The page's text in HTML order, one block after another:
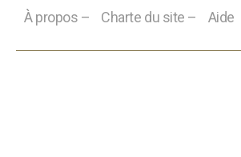
À propos – Charte du site – Aide